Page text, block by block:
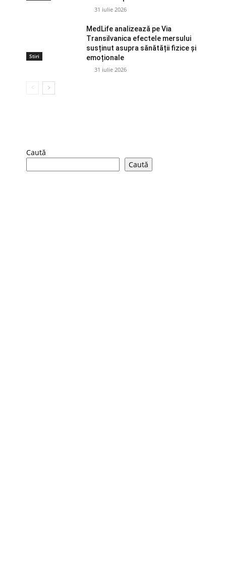
31 iulie 2026
Stiri
MedLife analizează pe Via
Transilvanica efectele mersului
susținut asupra sănătății fizice și
emoționale
31 iulie 2026
Caută
Caută